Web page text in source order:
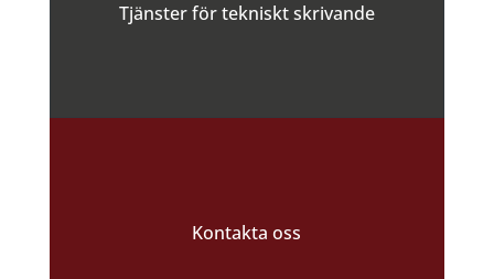
Tjänster för tekniskt skrivande
Kontakta oss